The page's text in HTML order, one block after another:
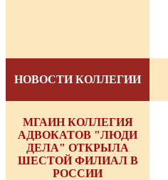
НОВОСТИ КОЛЛЕГИИ
МГАИН КОЛЛЕГИЯ
АДВОКАТОВ "ЛЮДИ
ДЕЛА" ОТКРЫЛА
ШЕСТОЙ ФИЛИАЛ В
РОССИИ